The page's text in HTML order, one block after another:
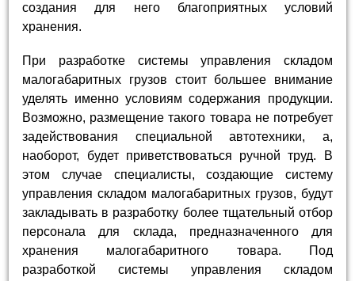
создания для него благоприятных условий
хранения.
При разработке системы управления складом
малогабаритных грузов стоит большее внимание
уделять именно условиям содержания продукции.
Возможно, размещение такого товара не потребует
задействования специальной автотехники, а,
наоборот, будет приветствоваться ручной труд. В
этом случае специалисты, создающие систему
управления складом малогабаритных грузов, будут
закладывать в разработку более тщательный отбор
персонала для склада, предназначенного для
хранения малогабаритного товара. Под
разработкой системы управления складом